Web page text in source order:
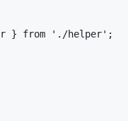
} from './helper';